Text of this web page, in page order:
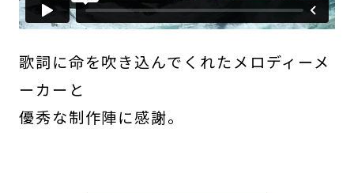
歌詞に命を吹き込んでくれたメロディーメ
ーカーと
優秀な制作陣に感謝。